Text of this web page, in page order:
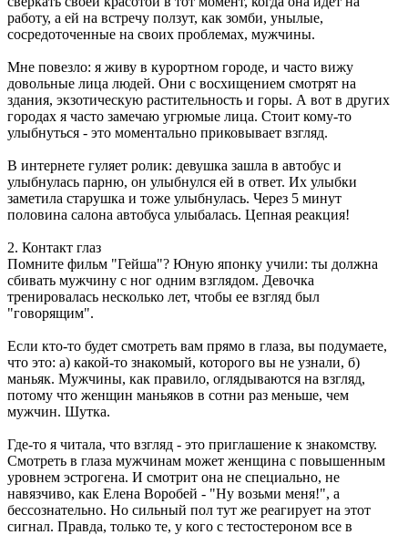
работу, а ей на встречу ползут, как зомби, унылые,
сосредоточенные на своих проблемах, мужчины.
Мне повезло: я живу в курортном городе, и часто вижу
довольные лица людей. Они с восхищением смотрят на
здания, экзотическую растительность и горы. А вот в других
городах я часто замечаю угрюмые лица. Стоит кому-то
улыбнуться - это моментально приковывает взгляд.
В интернете гуляет ролик: девушка зашла в автобус и
улыбнулась парню, он улыбнулся ей в ответ. Их улыбки
заметила старушка и тоже улыбнулась. Через 5 минут
половина салона автобуса улыбалась. Цепная реакция!
2. Контакт глаз
Помните фильм "Гейша"? Юную японку учили: ты должна
сбивать мужчину с ног одним взглядом. Девочка
тренировалась несколько лет, чтобы ее взгляд был
"говорящим".
Если кто-то будет смотреть вам прямо в глаза, вы подумаете,
что это: а) какой-то знакомый, которого вы не узнали, б)
маньяк. Мужчины, как правило, оглядываются на взгляд,
потому что женщин маньяков в сотни раз меньше, чем
мужчин. Шутка.
Где-то я читала, что взгляд - это приглашение к знакомству.
Смотреть в глаза мужчинам может женщина с повышенным
уровнем эстрогена. И смотрит она не специально, не
навязчиво, как Елена Воробей - "Ну возьми меня!", а
бессознательно. Но сильный пол тут же реагирует на этот
сигнал. Правда, только те, у кого с тестостероном все в